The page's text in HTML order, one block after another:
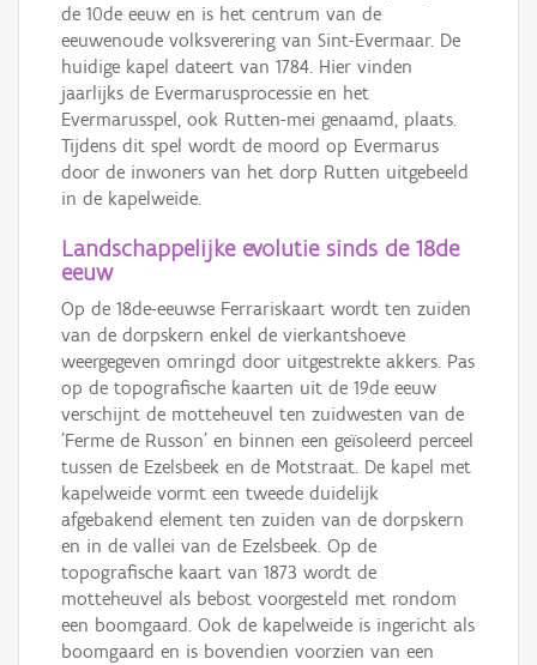
de 10de eeuw en is het centrum van de
eeuwenoude volksverering van Sint-Evermaar. De
huidige kapel dateert van 1784. Hier vinden
jaarlijks de Evermarusprocessie en het
Evermarusspel, ook Rutten-mei genaamd, plaats.
Tijdens dit spel wordt de moord op Evermarus
door de inwoners van het dorp Rutten uitgebeeld
in de kapelweide.
Landschappelijke evolutie sinds de 18de
eeuw
Op de 18de-eeuwse Ferrariskaart wordt ten zuiden
van de dorpskern enkel de vierkantshoeve
weergegeven omringd door uitgestrekte akkers. Pas
op de topografische kaarten uit de 19de eeuw
verschijnt de motteheuvel ten zuidwesten van de
'Ferme de Russon' en binnen een geïsoleerd perceel
tussen de Ezelsbeek en de Motstraat. De kapel met
kapelweide vormt een tweede duidelijk
afgebakend element ten zuiden van de dorpskern
en in de vallei van de Ezelsbeek. Op de
topografische kaart van 1873 wordt de
motteheuvel als bebost voorgesteld met rondom
een boomgaard. Ook de kapelweide is ingericht als
boomgaard en is bovendien voorzien van een